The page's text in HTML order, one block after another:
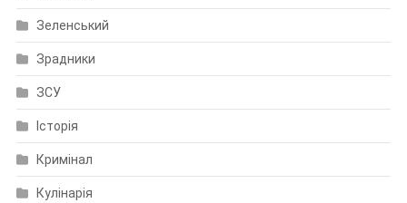
Зеленський
Зрадники
ЗСУ
Історія
Кримінал
Кулінарія